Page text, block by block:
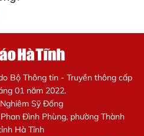
Bộ Thông tin - Truyền thông cấp
01 năm 2022.
Sỹ Đống
Đình Phùng, phường Thành
Hà Tĩnh